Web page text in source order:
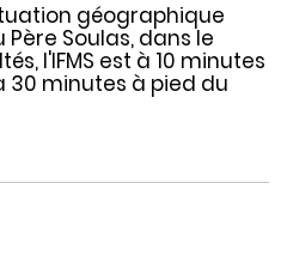
géographique
Père Soulas, dans le
l'IFMS est à 10 minutes
30 minutes à pied du